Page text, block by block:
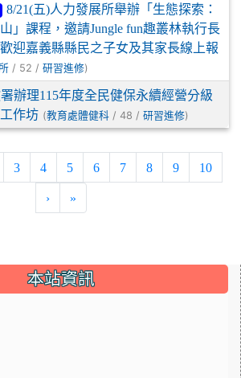
8/21(五)人力發展所舉辦「生態探索：
」課程，邀請Jungle fun趣叢林執行長
迎嘉義縣縣民之子女及其家長線上報
/ 52 / 研習進修)
署辦理115年度全民健保永續經營分級
作坊 (教育處體健科 / 48 / 研習進修)
3 4 5 6 7 8 9 10
› »
本站資訊